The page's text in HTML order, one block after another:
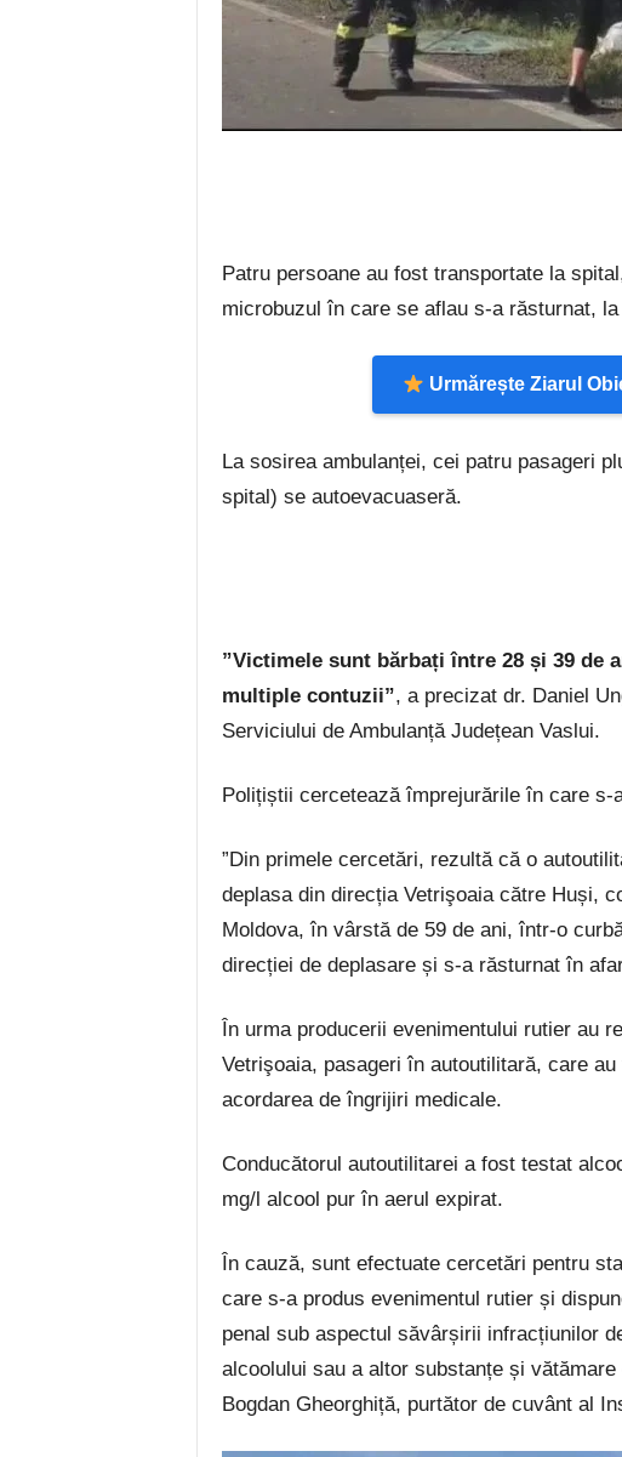
Patru persoane au fost transportate la
microbuzul în care se aflau s-a răsturnat,
Urmărește Ziarul
La sosirea ambulanței, cei patru pasageri
spital) se autoevacuaseră.
”Victimele sunt bărbați între 28 și 39 de
multiple contuzii”, a precizat dr. Daniel
Serviciului de Ambulanță Județean Vaslui.
Polițiștii cercetează împrejurările în care s-
”Din primele cercetări, rezultă că o
deplasa din direcția Vetrişoaia către Huși,
Moldova, în vârstă de 59 de ani, într-o
direcției de deplasare și s-a răsturnat în
În urma producerii evenimentului rutier au
Vetrişoaia, pasageri în autoutilitară, care
acordarea de îngrijiri medicale.
Conducătorul autoutilitarei a fost testat
mg/l alcool pur în aerul expirat.
În cauză, sunt efectuate cercetări pentru
care s-a produs evenimentul rutier și
penal sub aspectul săvârșirii infracțiunilor
alcoolului sau a altor substanțe și
Bogdan Gheorghiță, purtător de cuvânt al